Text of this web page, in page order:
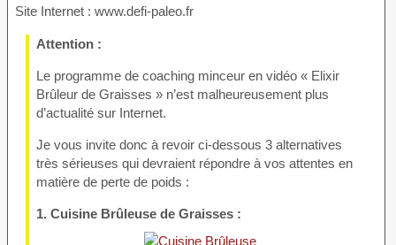
Site Internet : www.defi-paleo.fr
Attention :
Le programme de coaching minceur en vidéo « Elixir
Brûleur de Graisses » n’est malheureusement plus
d’actualité sur Internet.
Je vous invite donc à revoir ci-dessous 3 alternatives
très sérieuses qui devraient répondre à vos attentes en
matière de perte de poids :
1. Cuisine Brûleuse de Graisses :